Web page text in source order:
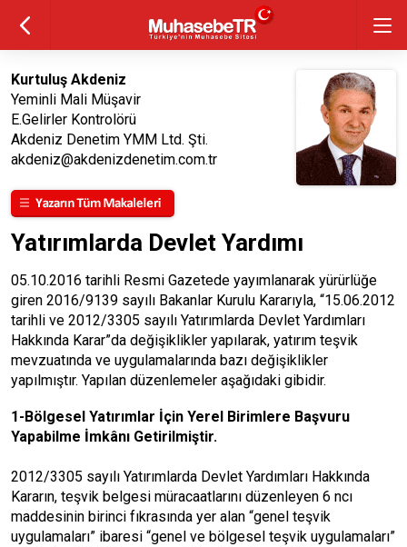
Kurtuluş Akdeniz
Yeminli Mali Müşavir
E.Gelirler Kontrolörü
Akdeniz Denetim YMM Ltd. Şti.
akdeniz@akdenizdenetim.com.tr
Yatırımlarda Devlet Yardımı
05.10.2016 tarihli Resmi Gazetede yayımlanarak yürürlüğe
giren 2016/9139 sayılı Bakanlar Kurulu Kararıyla, “15.06.2012
tarihli ve 2012/3305 sayılı Yatırımlarda Devlet Yardımları
Hakkında Karar”da değişiklikler yapılarak, yatırım teşvik
mevzuatında ve uygulamalarında bazı değişiklikler
yapılmıştır. Yapılan düzenlemeler aşağıdaki gibidir.
1-Bölgesel Yatırımlar İçin Yerel Birimlere Başvuru
Yapabilme İmkânı Getirilmiştir.
2012/3305 sayılı Yatırımlarda Devlet Yardımları Hakkında
Kararın, teşvik belgesi müracaatlarını düzenleyen 6 ncı
maddesinin birinci fıkrasında yer alan “genel teşvik
uygulamaları” ibaresi “genel ve bölgesel teşvik uygulamaları”